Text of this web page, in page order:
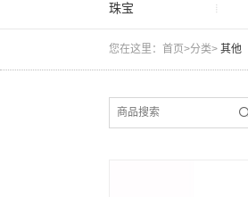
珠宝
您在这里：首页>分类> 其他